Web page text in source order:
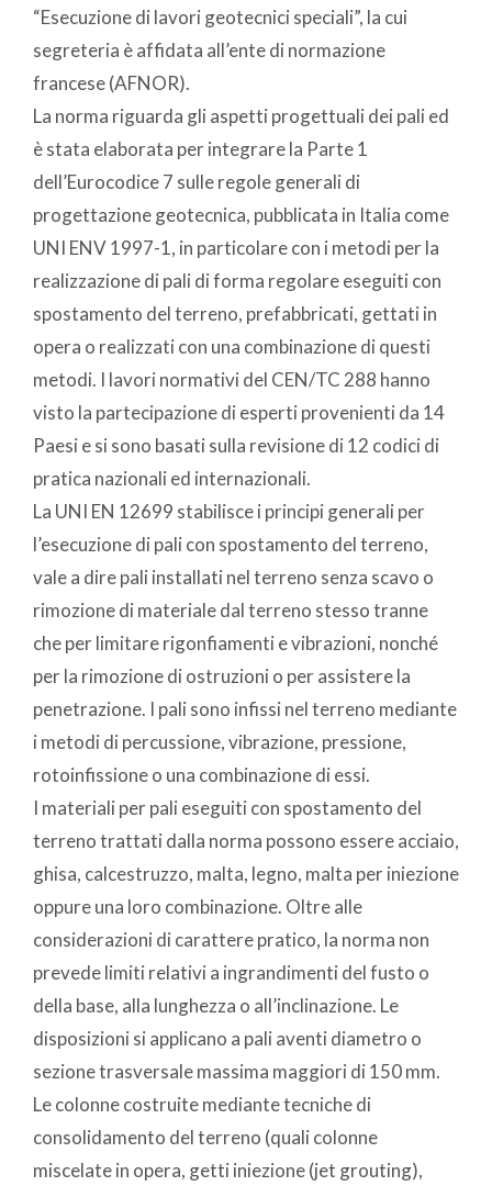
“Esecuzione di lavori geotecnici speciali”, la cui
segreteria è affidata all’ente di normazione
francese (AFNOR).
La norma riguarda gli aspetti progettuali dei pali ed
è stata elaborata per integrare la Parte 1
dell’Eurocodice 7 sulle regole generali di
progettazione geotecnica, pubblicata in Italia come
UNI ENV 1997-1, in particolare con i metodi per la
realizzazione di pali di forma regolare eseguiti con
spostamento del terreno, prefabbricati, gettati in
opera o realizzati con una combinazione di questi
metodi. I lavori normativi del CEN/TC 288 hanno
visto la partecipazione di esperti provenienti da 14
Paesi e si sono basati sulla revisione di 12 codici di
pratica nazionali ed internazionali.
La UNI EN 12699 stabilisce i principi generali per
l’esecuzione di pali con spostamento del terreno,
vale a dire pali installati nel terreno senza scavo o
rimozione di materiale dal terreno stesso tranne
che per limitare rigonfiamenti e vibrazioni, nonché
per la rimozione di ostruzioni o per assistere la
penetrazione. I pali sono infissi nel terreno mediante
i metodi di percussione, vibrazione, pressione,
rotoinfissione o una combinazione di essi.
I materiali per pali eseguiti con spostamento del
terreno trattati dalla norma possono essere acciaio,
ghisa, calcestruzzo, malta, legno, malta per iniezione
oppure una loro combinazione. Oltre alle
considerazioni di carattere pratico, la norma non
prevede limiti relativi a ingrandimenti del fusto o
della base, alla lunghezza o all’inclinazione. Le
disposizioni si applicano a pali aventi diametro o
sezione trasversale massima maggiori di 150 mm.
Le colonne costruite mediante tecniche di
consolidamento del terreno (quali colonne
miscelate in opera, getti iniezione (jet grouting),